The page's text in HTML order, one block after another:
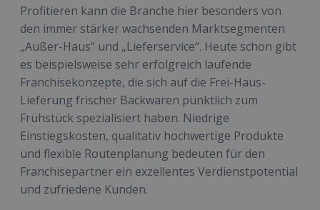
Profitieren kann die Branche hier besonders von
den immer stärker wachsenden Marktsegmenten
„Außer-Haus“ und „Lieferservice“. Heute schon gibt
es beispielsweise sehr erfolgreich laufende
Franchisekonzepte, die sich auf die Frei-Haus-
Lieferung frischer Backwaren pünktlich zum
Frühstück spezialisiert haben. Niedrige
Einstiegskosten, qualitativ hochwertige Produkte
und flexible Routenplanung bedeuten für den
Franchisepartner ein exzellentes Verdienstpotential
und zufriedene Kunden.